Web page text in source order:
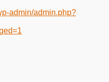
admin/admin.php?